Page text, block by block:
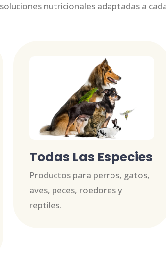
soluciones nutricionales adaptadas a
Todas Las Especies
Productos para perros, gatos,
aves, peces, roedores y
reptiles.